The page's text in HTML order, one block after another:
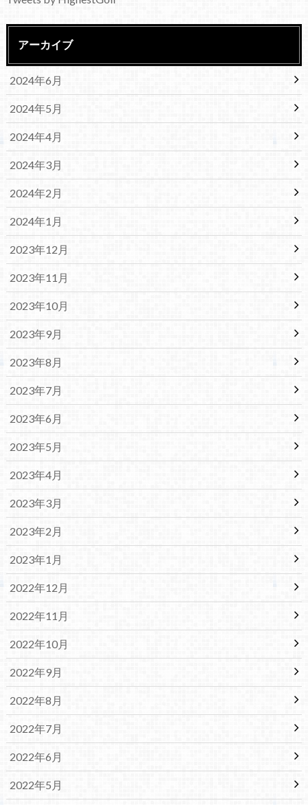
アーカイブ
2024年6月
2024年5月
2024年4月
2024年3月
2024年2月
2024年1月
2023年12月
2023年11月
2023年10月
2023年9月
2023年8月
2023年7月
2023年6月
2023年5月
2023年4月
2023年3月
2023年2月
2023年1月
2022年12月
2022年11月
2022年10月
2022年9月
2022年8月
2022年7月
2022年6月
2022年5月